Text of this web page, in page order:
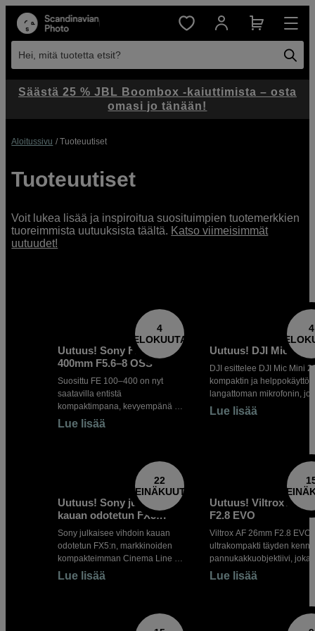
Hei, mitä tuotetta etsit?
Aloitussivu Tuoteuutiset
Tuoteuutiset
Voit lukea lisää ja inspiroitua suosituimpien tuotemerkkien
tuoreimmista uutuuksista täältä. Katso viimeisimmät
uutuudet!
4
ELOKUUTA
Uutuus! Sony FE 100–
400mm F5.6–8 OSS
Suosittu FE 100–400 on nyt
saatavilla entistä
kompaktimpana, kevyempänä ja
edullisempana versiona.
Lue lisää
4
Uutuus! DJI Mic Mini
DJI esittelee DJI Mic Mini
kompaktin ja
langattoman mikrofonin,
suunniteltu
varustuksella. Uusi malli
perustuu Mic Mini 2:een ja
mukanaan useita toivottuja
parannuksia, kuten
tallennuksen sekä tuen
neljälle lähettimelle yhtä
vastaanotinta kohden.
Lue lisää
22
HEINÄKUUTA
Uutuus! Sony julkaisee
kauan odotetun FX5:n
Sony julkaisee vihdoin kauan
odotetun FX5:n, markkinoiden
kompakteimman Cinema Line -
kamerarungon, jossa on täyden
kuvanvakautuksen ja sisäisen
Lue lisää
Uutuus! Viltrox AF
F2.8 EVO
Viltrox AF 26mm F2.8 EVO
ultrakompakti täyden
pannukakkuobjektiivi, joka
yhdistää kevyen rakenteen,
Himmenninrenkaan,
tarkennusrenkaan ja
Lue lisää
Säästä 25 % JBL Boombox -kaiuttimista – osta
omasi jo tänään!